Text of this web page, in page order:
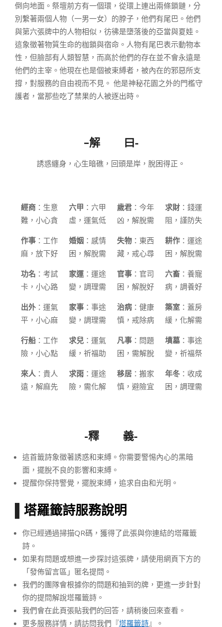
倒向地面。祭壇前方有一個環，從環上連出兩條鎖鏈，分
別繫著兩個人物（一男一女）的脖子，他們有尾巴。他們
與第六張牌中的人物相似，彷彿是墮落後的亞當與夏娃。
這象徵著物質生命的枷鎖與宿命。人物有尾巴表示動物本
性，但臉部有人類智慧，而高於他們的存在並不會永遠是
他們的主宰。他現在也是個被束縛者，被內在的邪惡所支
撐，對服務的自由視而不見。 他是神秘花園之外的門檻守
護者，當那些吃了禁果的人被逐出時。
–解 曰-
誘惑纏身，心生暗礁，回頭是岸，脫困得正。
經商 ：生意
難，小心貪
作事 ：工作
麻，放下好
功名 ：考試
卡，小心路
出外 ：運氣
平，小心麻
行船 ：工作
險，小心點
來人 ：貴人
遠，解麻先
六甲 ：六甲
虛，運氣低
婚姻 ：感情
困，解脫需
家運 ：運途
變，調理需
家事 ：事途
變，調理需
求兒 ：運氣
緩，祈福助
求雨 ：運途
險，需化解
歲君 ：今年
凶，解脫需
失物 ：東西
藏，戒心尋
官事 ：官司
困，解脫好
治病 ：健康
慎，戒除病
凡事 ：問題
困，需解脫
移居 ：搬家
慎，避險宜
求財 ：錢運
阻，謹防失
耕作 ：運途
困，解脫需
六畜 ：養寵
病，調養好
築室 ：蓋房
緩，化解需
墳墓：事途
變，祈福祭
年冬 ：收成
困，調理需
-釋 義-
這首籤詩象徵著誘惑和束縛。你需要警惕內心的黑暗
面，擺脫不良的影響和束縛。
提醒你保持警覺，擺脫束縛，追求自由和光明。
塔羅籤詩服務說明
你已經通過掃描QR碼，獲得了此張與你連結的塔羅籤
詩。
如果有問題或想進一步探討這張牌，請使用網頁下方的
「發佈留言區」匿名提問。
我們的團隊會根據你的問題和抽到的牌，更進一步針對
你的提問解說塔羅籤詩。
我們會在此頁張貼我們的回答，請稍後回來查看。
更多服務詳情，請訪問我們『塔羅籤詩』 。